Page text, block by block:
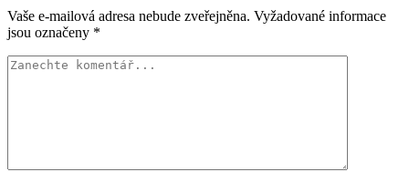
Vaše e-mailová adresa nebude zveřejněna. Vyžadované informace
jsou označeny *